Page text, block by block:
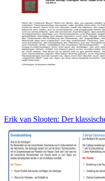
Erik van Slooten: Der